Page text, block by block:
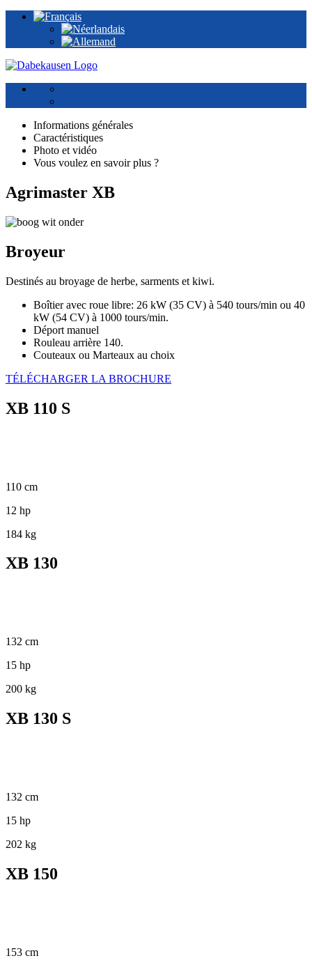
Informations générales
Caractéristiques
Photo et vidéo
Vous voulez en savoir plus ?
Agrimaster XB
Broyeur
Destinés au broyage de herbe, sarments et kiwi.
Boîtier avec roue libre: 26 kW (35 CV) à 540 tours/min ou 40
kW (54 CV) à 1000 tours/min.
Déport manuel
Rouleau arrière 140.
Couteaux ou Marteaux au choix
TÉLÉCHARGER LA BROCHURE
XB 110 S
110 cm
12 hp
184 kg
XB 130
132 cm
15 hp
200 kg
XB 130 S
132 cm
15 hp
202 kg
XB 150
153 cm